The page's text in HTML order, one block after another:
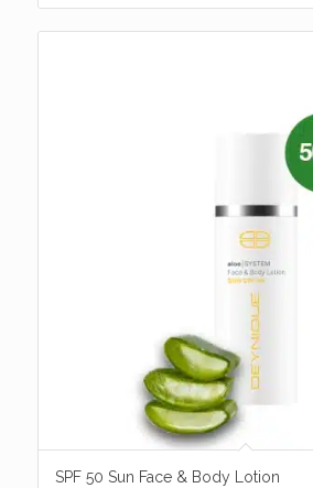
SPF 50 Sun Face & Body Lotion